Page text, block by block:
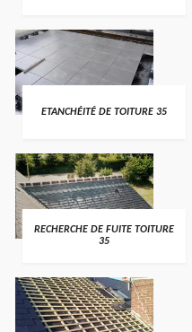
ETANCHÉITÉ DE TOITURE 35
RECHERCHE DE FUITE TOITURE
35